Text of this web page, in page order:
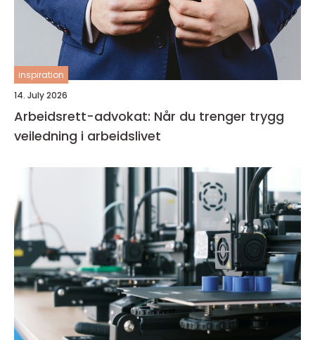
inspiration
14. July 2026
Arbeidsrett-advokat: Når du trenger trygg
veiledning i arbeidslivet